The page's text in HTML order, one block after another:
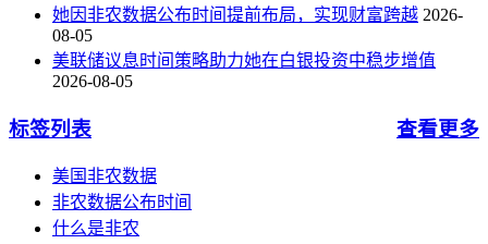
她因非农数据公布时间提前布局，实现财富跨越 2026-
08-05
美联储议息时间策略助力她在白银投资中稳步增值
2026-08-05
标签列表 查看更多
美国非农数据
非农数据公布时间
什么是非农